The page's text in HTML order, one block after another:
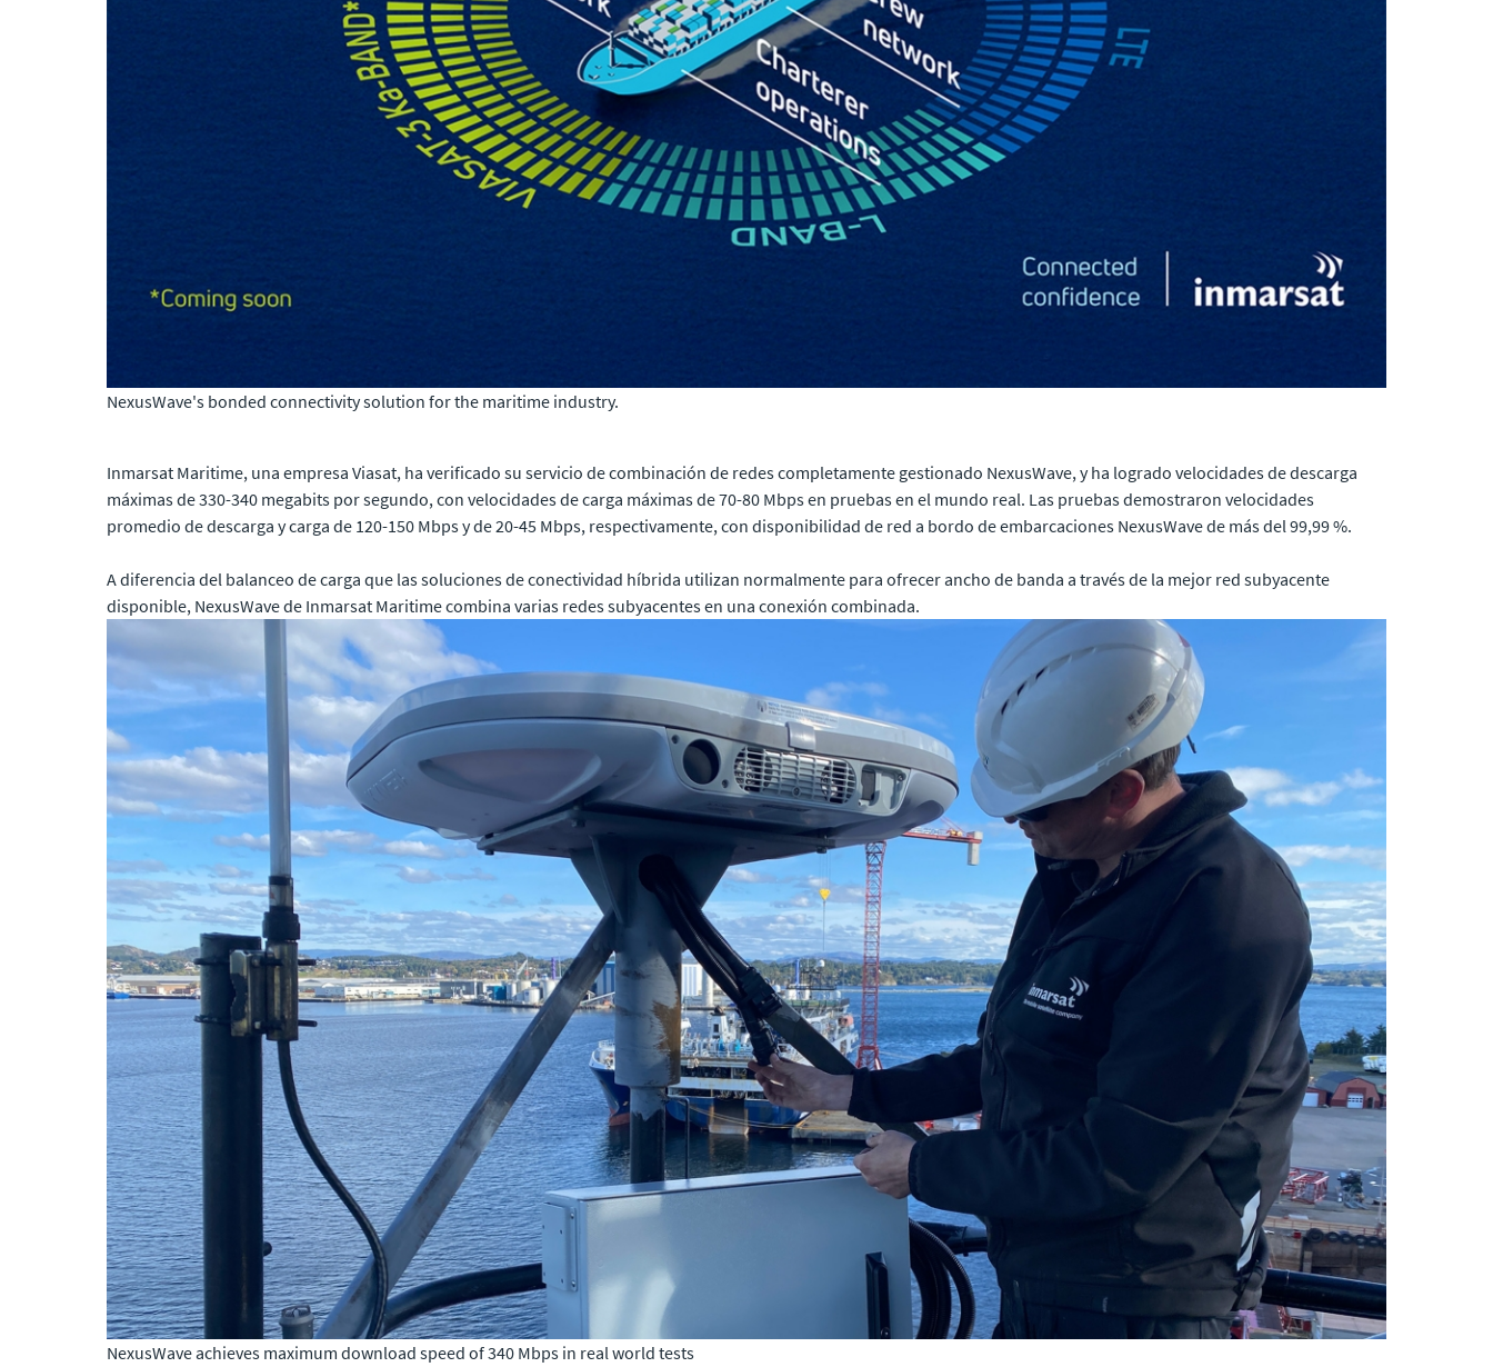
NexusWave's bonded connectivity solution for the maritime industry.
Inmarsat Maritime, una empresa Viasat, ha verificado su servicio de combinación de redes completamente gestionado NexusWave, y ha logrado velocidades de descarga
máximas de 330-340 megabits por segundo, con velocidades de carga máximas de 70-80 Mbps en pruebas en el mundo real. Las pruebas demostraron velocidades
promedio de descarga y carga de 120-150 Mbps y de 20-45 Mbps, respectivamente, con disponibilidad de red a bordo de embarcaciones NexusWave de más del 99,99 %.
A diferencia del balanceo de carga que las soluciones de conectividad híbrida utilizan normalmente para ofrecer ancho de banda a través de la mejor red subyacente
disponible, NexusWave de Inmarsat Maritime combina varias redes subyacentes en una conexión combinada.
NexusWave achieves maximum download speed of 340 Mbps in real world tests